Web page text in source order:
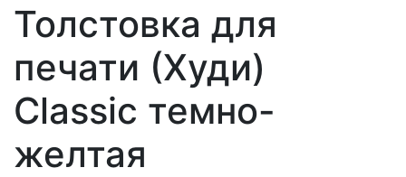
Толстовка для
печати (Худи)
Classic темно-
желтая